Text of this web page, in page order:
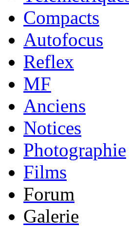
Compacts
Autofocus
Reflex
MF
Anciens
Notices
Photographie
Films
Forum
Galerie